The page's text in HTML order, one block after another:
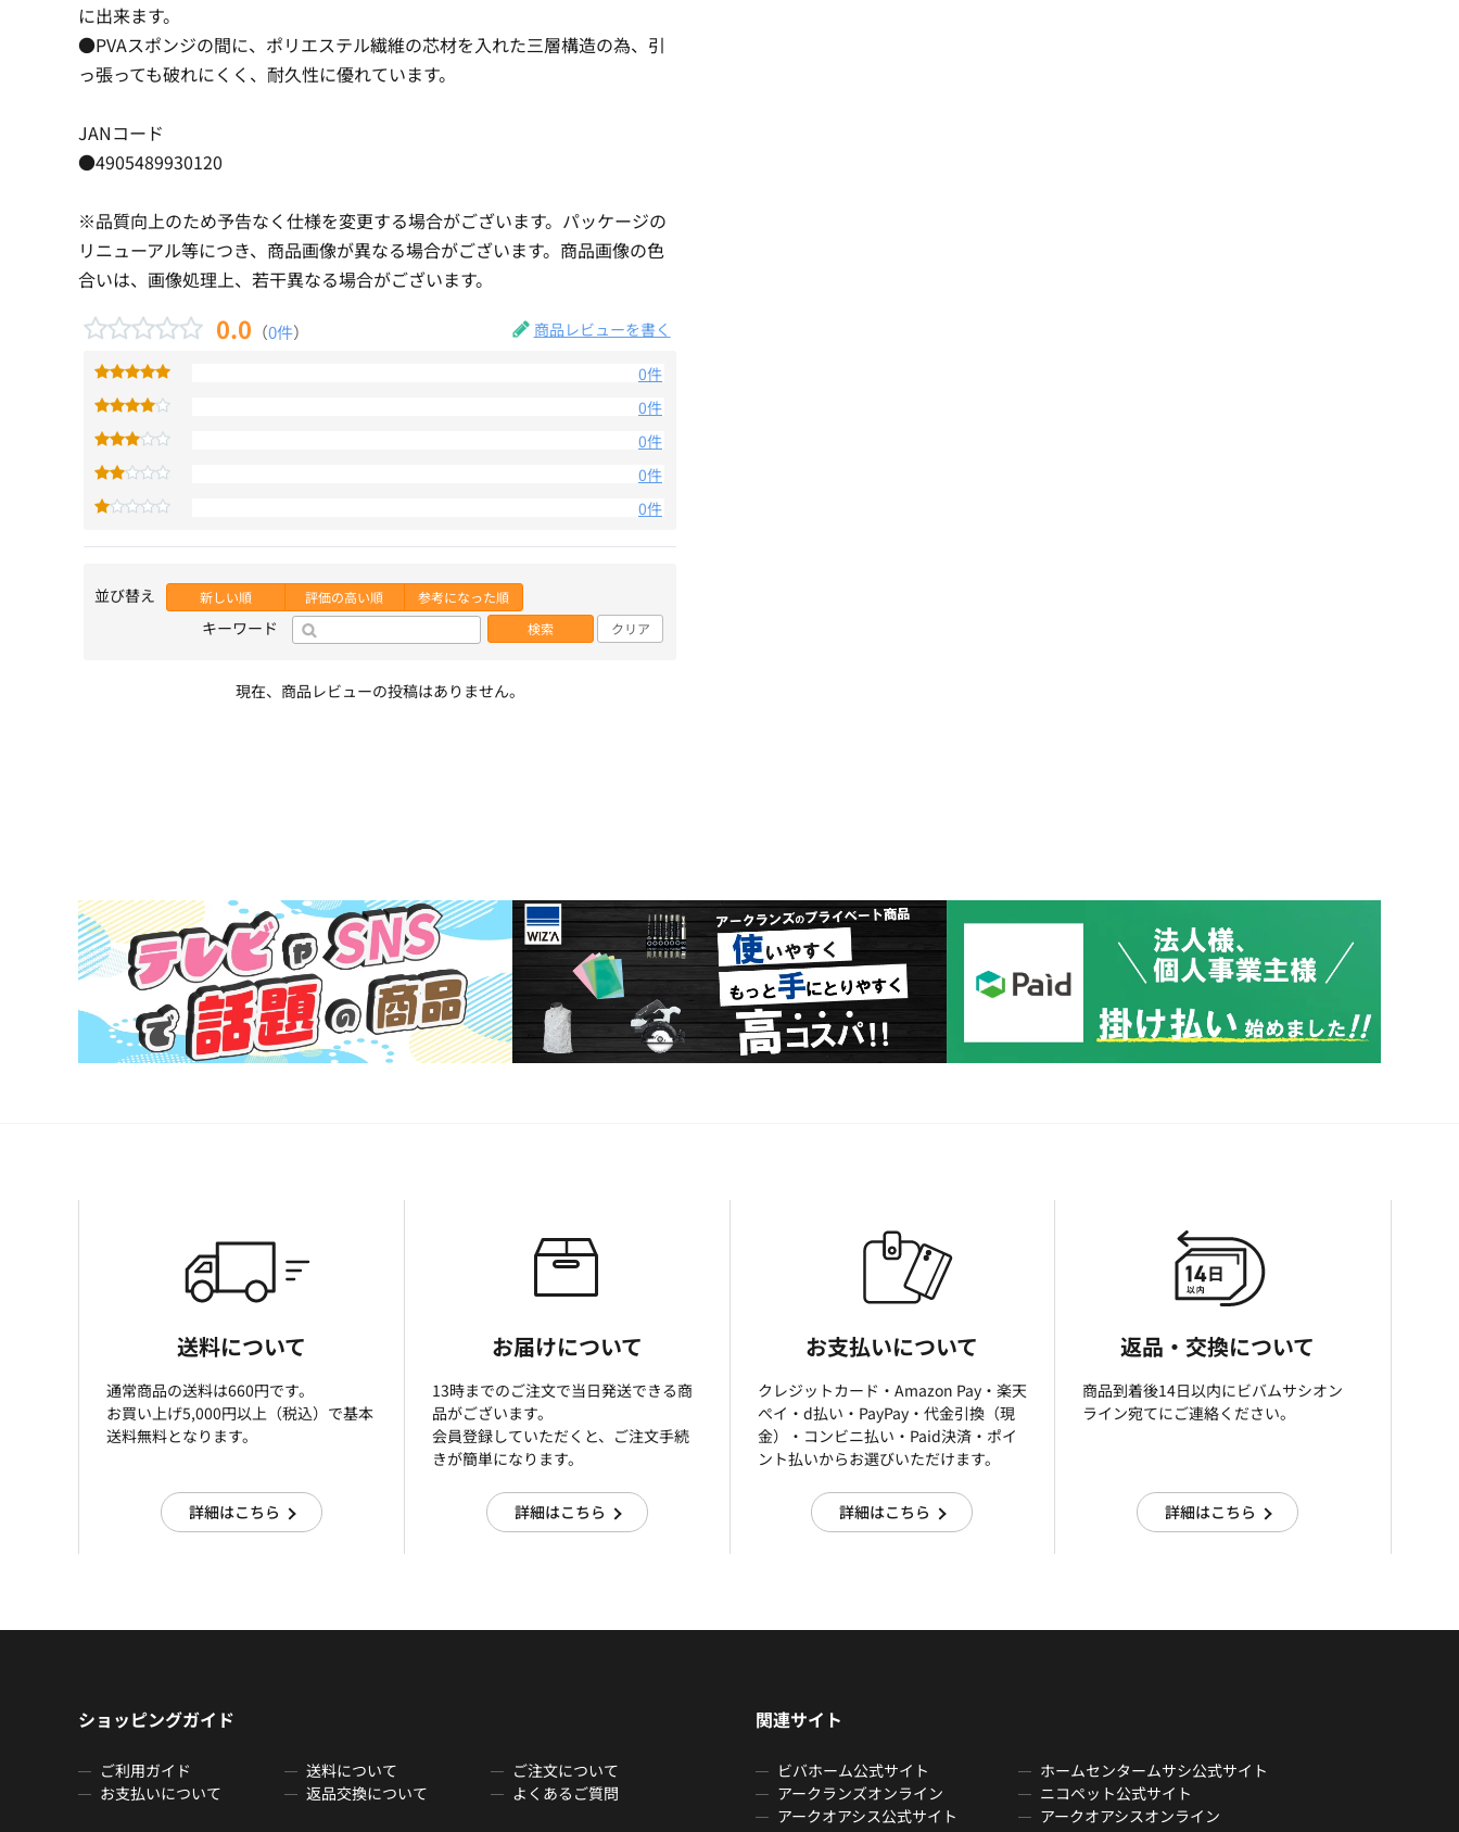
に出来ます。
●PVAスポンジの間に、ポリエステル繊維の芯材を入れた三層構造の為、引
っ張っても破れにくく、耐久性に優れています。
JANコード
●4905489930120
※品質向上のため予告なく仕様を変更する場合がございます。パッケージの
リニューアル等につき、商品画像が異なる場合がございます。商品画像の色
合いは、画像処理上、若干異なる場合がございます。
0.0 （0件） 商品レビューを書く
0件
0件
0件
0件
0件
並び替え 新しい順 評価の高い順 参考になった順
キーワード 検索 クリア
現在、商品レビューの投稿はありません。
送料について
通常商品の送料は660円です。
お買い上げ5,000円以上（税込）で基本
送料無料となります。
詳細はこちら
お届けについて
13時までのご注文で当日発送できる商
品がございます。
会員登録していただくと、ご注文手続
きが簡単になります。
詳細はこちら
お支払いについて
クレジットカード・Amazon Pay・楽天
ぺイ・d払い・PayPay・代金引換（現
金）・コンビニ払い・Paid決済・ポイ
ント払いからお選びいただけます。
詳細はこちら
返品・交換について
商品到着後14日以内にビバムサシオン
ライン宛てにご連絡ください。
詳細はこちら
ショッピングガイド
ご利用ガイド 送料について
ご注文について
お支払いについて
返品交換について よくあるご質問
関連サイト
ビバホーム公式サイト
ホームセンタームサシ公式サイト
アークランズオンライン
ニコペット公式サイト
アークオアシス公式サイト
アークオアシスオンライン